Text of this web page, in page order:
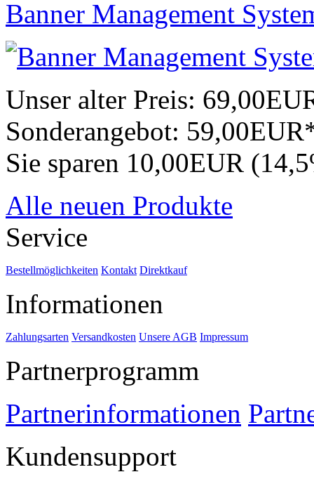
Banner Management
Unser alter Preis:
Sonderangebot:
Sie sparen 10,00EUR
Alle neuen Produkte
Service
Bestellmöglichkeiten Kontakt Direktkauf
Informationen
Zahlungsarten Versandkosten Unsere AGB Impressum
Partnerprogramm
Partnerinformationen
Kundensupport